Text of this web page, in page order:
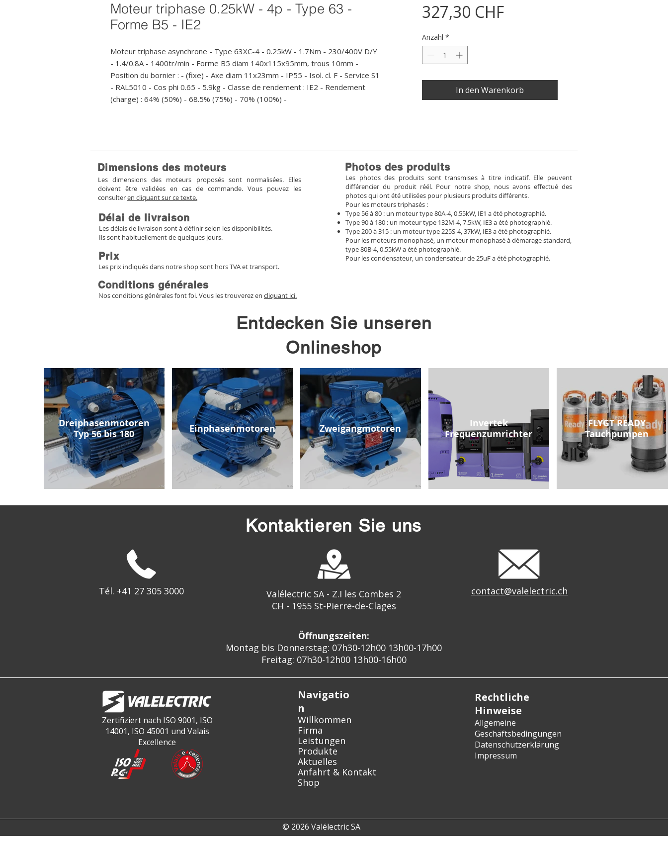
Moteur triphase 0.25kW - 4p - Type 63 -
Forme B5 - IE2
Moteur triphase asynchrone - Type 63XC-4 - 0.25kW - 1.7Nm - 230/400V D/Y
- 1.4/0.8A - 1400tr/min - Forme B5 diam 140x115x95mm, trous 10mm -
Position du bornier : - (fixe) - Axe diam 11x23mm - IP55 - Isol. cl. F - Service S1
- RAL5010 - Cos phi 0.65 - 5.9kg - Classe de rendement : IE2 - Rendement
(charge) : 64% (50%) - 68.5% (75%) - 70% (100%) -
327,30 CHFPreis
Anzahl *
In den Warenkorb
Dimensions des moteurs
Les dimensions des moteurs proposés sont normalisées. Elles
doivent être validées en cas de commande. Vous pouvez les
consulteren cliquant sur ce texte.
Délai de livraison
Les délais de livraison sont à définir selon les disponibilités.
Ils sont habituellement de quelques jours.
Prix
Les prix indiqués dans notre shop sont hors TVA et transport.
Conditions générales
Nos conditions générales font foi. Vous les trouverez en cliquant ici.
Photos des produits
Les photos des produits sont transmises à titre indicatif. Elle peuvent
différencier du produit réél. Pour notre shop, nous avons effectué des
photos qui ont été utilisées pour plusieurs produits différents.
Pour les moteurs triphasés :
Type 56 à 80 : un moteur type 80A-4, 0.55kW, IE1 a été photographié.
Type 90 à 180 : un moteur type 132M-4, 7.5kW, IE3 a été photographié.
Type 200 à 315 : un moteur type 225S-4, 37kW, IE3 a été photographié.
Pour les moteurs monophasé, un moteur monophasé à démarage standard,
type 80B-4, 0.55kW a été photographié.
Pour les condensateur, un condensateur de 25uF a été photographié.
Entdecken Sie unseren
Onlineshop
Dreiphasenmotoren
Typ 56 bis 180
Einphasenmotoren Zweigangmotoren
Invertek
Frequenzumrichter
FLYGT READY
Tauchpumpen
Kontaktieren Sie uns
Tél. +41 27 305 3000
Valélectric SA - Z.I les Combes 2
CH - 1955 St-Pierre-de-Clages
contact@valelectric.ch
Öffnungszeiten:
Montag bis Donnerstag: 07h30-12h00 13h00-17h00
Freitag: 07h30-12h00 13h00-16h00
Zertifiziert nach ISO 9001, ISO
14001, ISO 45001 und Valais
Excellence
Navigatio
n
Willkommen
Firma
Leistungen
Produkte
Aktuelles
Anfahrt & Kontakt
Shop
Rechtliche
Hinweise
Allgemeine
Geschäftsbedingungen
Datenschutzerklärung
Impressum
© 2026 Valélectric SA